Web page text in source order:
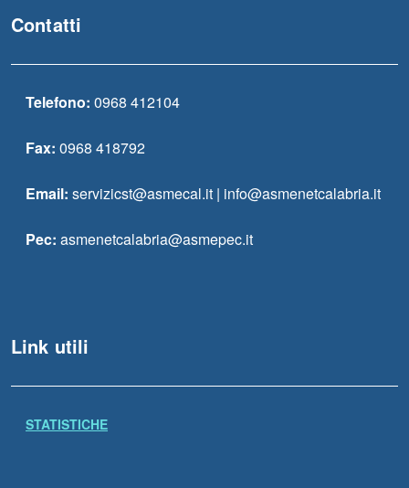
Contatti
Telefono: 0968 412104
Fax: 0968 418792
Email: servizicst@asmecal.it | info@asmenetcalabria.it
Pec: asmenetcalabria@asmepec.it
Link utili
STATISTICHE